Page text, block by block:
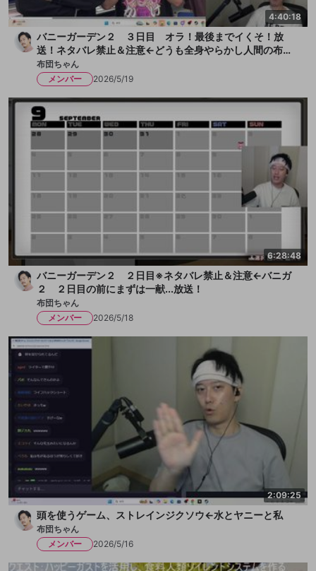
4:40:18
バニーガーデン２ ３日目 オラ！最後までイくそ！放
送！ネタバレ禁止＆注意←どうも全身やらかし人間の布団
ちゃんです！今日も女の子とチチクリ満載！まずは一献い
きます、か！放送
布団ちゃん
メンバー
2026/5/19
6:28:48
バニーガーデン２ ２日目※ネタバレ禁止＆注意←バニガ
２ ２日目の前にまずは一献...放送！
布団ちゃん
メンバー
2026/5/18
2:09:25
頭を使うゲーム、ストレインジクソウ←水とヤニーと私
布団ちゃん
メンバー
2026/5/16